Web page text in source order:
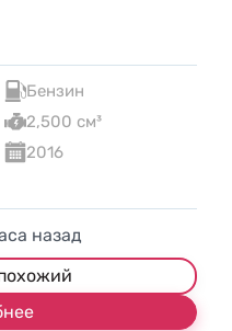
Бензин
2,500 см³
2016
назад